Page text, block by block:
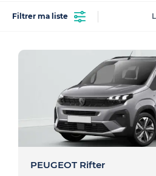
Filtrer ma liste
PEUGEOT Rifter